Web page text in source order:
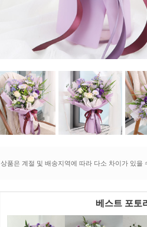
상품은 계절 및 배송지역에 따라 다소 차이가 있을
베스트 포토